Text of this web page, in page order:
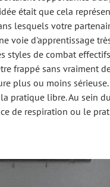
était que cela
lesquels votre
voie d'apprentissage
de combat
frappé sans vraiment
plus ou moins
pratique libre. Au sein
de respiration ou le